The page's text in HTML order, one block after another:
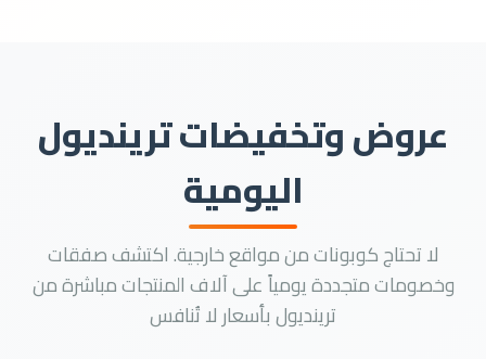
عروض وتخفيضات ترينديول
اليومية
لا تحتاج كوبونات من مواقع خارجية. اكتشف صفقات
وخصومات متجددة يومياً على آلاف المنتجات مباشرة من
ترينديول بأسعار لا تُنافس